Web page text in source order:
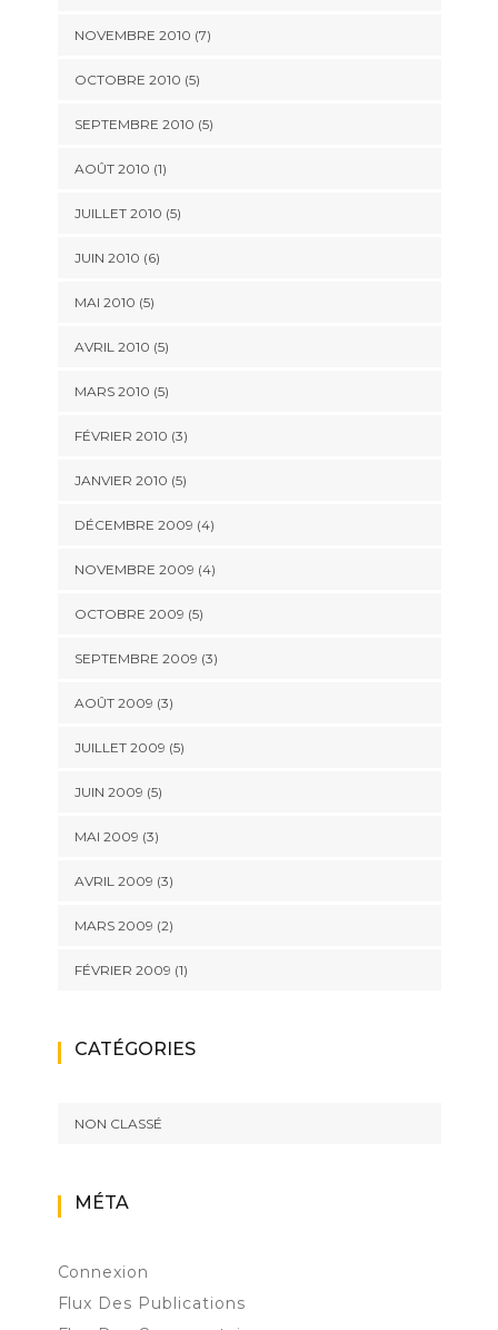
NOVEMBRE 2010 (7)
OCTOBRE 2010 (5)
SEPTEMBRE 2010 (5)
AOÛT 2010 (1)
JUILLET 2010 (5)
JUIN 2010 (6)
MAI 2010 (5)
AVRIL 2010 (5)
MARS 2010 (5)
FÉVRIER 2010 (3)
JANVIER 2010 (5)
DÉCEMBRE 2009 (4)
NOVEMBRE 2009 (4)
OCTOBRE 2009 (5)
SEPTEMBRE 2009 (3)
AOÛT 2009 (3)
JUILLET 2009 (5)
JUIN 2009 (5)
MAI 2009 (3)
AVRIL 2009 (3)
MARS 2009 (2)
FÉVRIER 2009 (1)
CATÉGORIES
NON CLASSÉ
MÉTA
Connexion
Flux Des Publications